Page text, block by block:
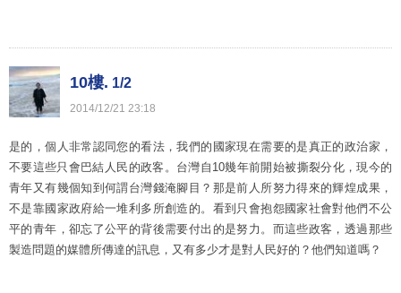
10樓. 1/2
2014/12/21 23:18
是的，個人非常認同您的看法，我們的國家現在需要的是真正的政治家，
不要這些只會巴結人民的政客。台灣自10幾年前開始被撕裂分化，現今的
青年又有幾個知到何謂台灣錢淹腳目？那是前人所努力得來的輝煌成果，
不是靠國家政府給一堆利多所創造的。看到只會抱怨國家社會對他們不公
平的青年，卻忘了公平的背後需要付出的是努力。而這些政客，透過那些
製造問題的媒體所傳達的訊息，又有多少才是對人民好的？他們知道嗎？